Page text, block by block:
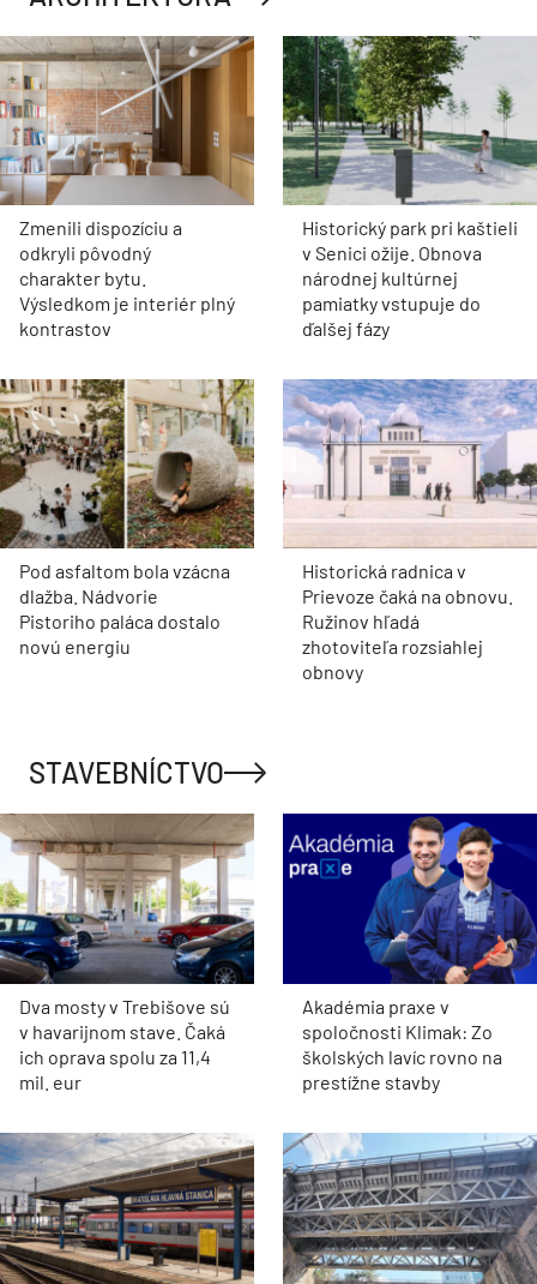
Zmenili dispozíciu a
odkryli pôvodný
charakter bytu.
Výsledkom je interiér plný
kontrastov
Historický park pri kaštieli
v Senici ožije. Obnova
národnej kultúrnej
pamiatky vstupuje do
ďalšej fázy
Pod asfaltom bola vzácna
dlažba. Nádvorie
Pistoriho paláca dostalo
novú energiu
Historická radnica v
Prievoze čaká na obnovu.
Ružinov hľadá
zhotoviteľa rozsiahlej
obnovy
STAVEBNÍCTVO
Dva mosty v Trebišove sú
v havarijnom stave. Čaká
ich oprava spolu za 11,4
mil. eur
Akadémia praxe v
spoločnosti Klimak: Zo
školských lavíc rovno na
prestížne stavby